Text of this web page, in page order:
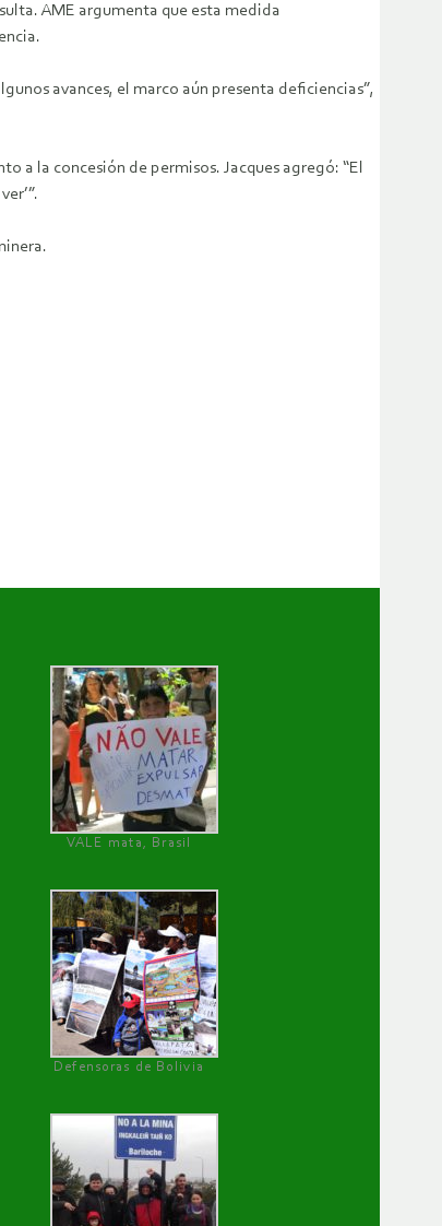
AME argumenta que esta medida
avances, el marco aún presenta deficiencias”,
a la concesión de permisos. Jacques agregó: “El
VALE mata, Brasil
Defensoras de Bolivia